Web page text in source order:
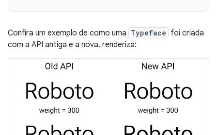
Confira um exemplo de como uma Typeface foi criada
com a API antiga e a nova. renderiza: